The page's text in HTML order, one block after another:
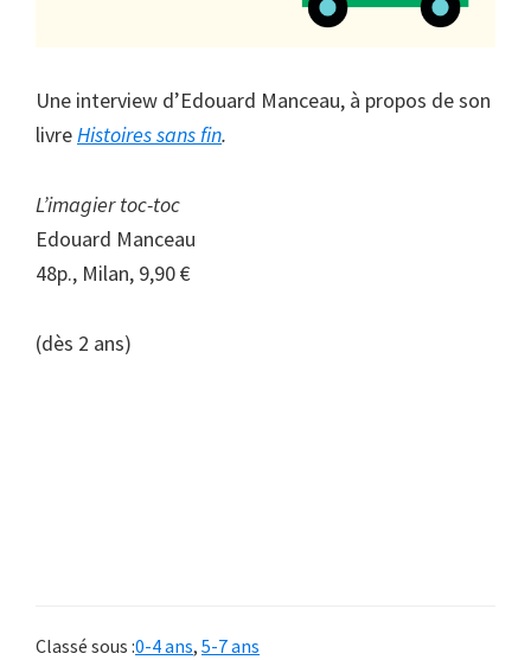
Une interview d’Edouard Manceau, à propos de son
livreHistoires sans fin.
L’imagier toc-toc
Edouard Manceau
48p., Milan, 9,90 €
(dès 2 ans)
Classé sous :0-4 ans, 5-7 ans